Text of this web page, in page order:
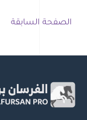
الصفحة السابقة